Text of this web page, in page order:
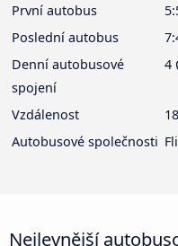
První autobus
Poslední autobus
Denní autobusové
spojení
4
Vzdálenost
Autobusové společnosti
Nejlevnější